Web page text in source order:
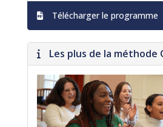
Télécharger le programme
Les plus de la méthode